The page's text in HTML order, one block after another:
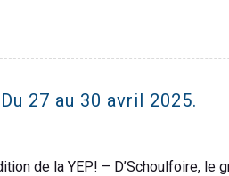
27 au 30 avril 2025.
de la YEP! – D’Schoulfoire, le